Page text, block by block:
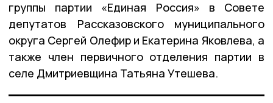
группы партии «Единая Россия» в Совете
депутатов Рассказовского муниципального
округа Сергей Олефир и Екатерина Яковлева, а
также член первичного отделения партии в
селе Дмитриевщина Татьяна Утешева.